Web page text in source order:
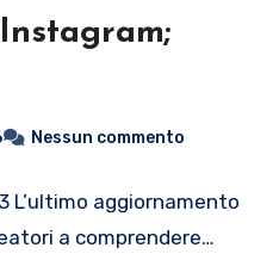
Nessun commento
L’ultimo aggiornamento
a comprendere…